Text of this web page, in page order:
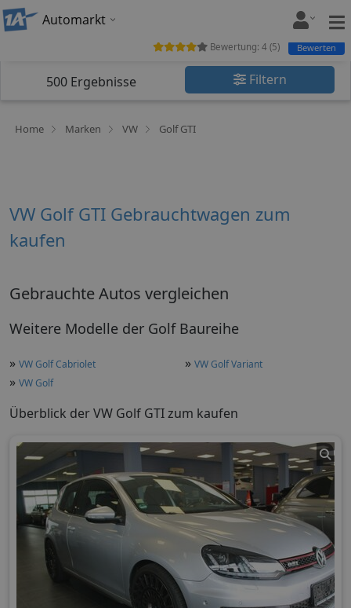
Automarkt
500 Ergebnisse Filtern
Home Marken VW Golf GTI
Bewertung: 4 (5) Bewerten
VW Golf GTI Gebrauchtwagen zum
kaufen
Gebrauchte Autos vergleichen
Weitere Modelle der Golf Baureihe
» VW Golf Cabriolet » VW Golf Variant
» VW Golf
Überblick der VW Golf GTI zum kaufen